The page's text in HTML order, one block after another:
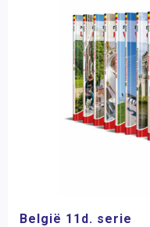
België 11d. serie